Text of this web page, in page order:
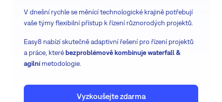
V dnešní rychle se měnící technologické krajině potřebují
vaše týmy flexibilní přístup k řízení různorodých projektů.
Easy8 nabízí skutečně adaptivní řešení pro řízení projektů
a práce, kterébezproblémově kombinuje waterfall &
agilnímetodologie.
Vyzkoušejte zdarma